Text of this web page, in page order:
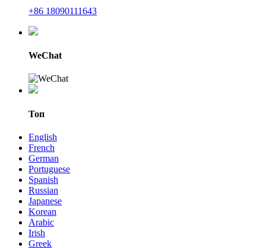
+86 18090111643
WeChat
Топ
English
French
German
Portuguese
Spanish
Russian
Japanese
Korean
Arabic
Irish
Greek